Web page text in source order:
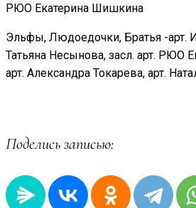
РЮО Екатерина Шишкина
Эльфы, Людоедочки, Братья -арт.
Татьяна Несынова, засл. арт. РЮО
арт. Александра Токарева, арт.
Поделись записью: